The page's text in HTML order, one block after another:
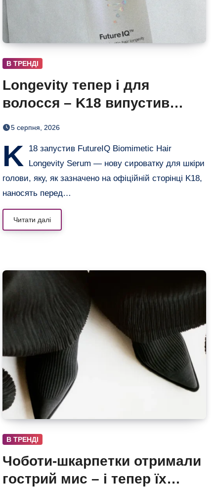
В ТРЕНДІ
Longevity тепер і для
волосся – K18 випустив
нічну сироватку FutureIQ
5 серпня, 2026
K
18 запустив FutureIQ Biomimetic Hair
Longevity Serum — нову сироватку для шкіри
голови, яку, як зазначено на офіційній сторінці K18,
наносять перед…
Читати далі
В ТРЕНДІ
Чоботи-шкарпетки отримали
гострий мис – і тепер їх